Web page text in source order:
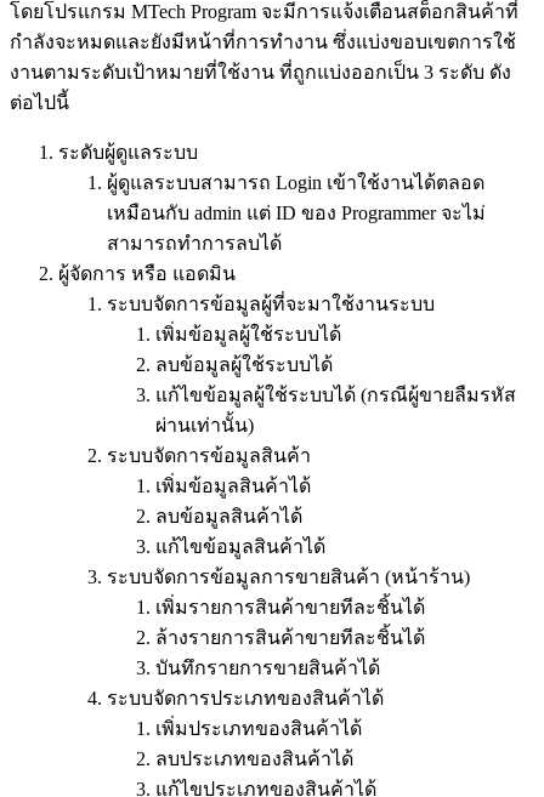
โดยโปรแกรม MTech Program จะมีการแจ้งเตือนสต็อกสินค้าที่
กำลังจะหมดและยังมีหน้าที่การทำงาน ซึ่งแบ่งขอบเขตการใช้
งานตามระดับเป้าหมายที่ใช้งาน ที่ถูกแบ่งออกเป็น 3 ระดับ ดัง
ต่อไปนี้
ระดับผู้ดูแลระบบ
ผู้ดูแลระบบสามารถ Login เข้าใช้งานได้ตลอด
เหมือนกับ admin แต่ ID ของ Programmer จะไม่
สามารถทำการลบได้
ผู้จัดการ หรือ แอดมิน
ระบบจัดการข้อมูลผู้ที่จะมาใช้งานระบบ
เพิ่มข้อมูลผู้ใช้ระบบได้
ลบข้อมูลผู้ใช้ระบบได้
แก้ไขข้อมูลผู้ใช้ระบบได้ (กรณีผู้ขายลืมรหัส
ผ่านเท่านั้น)
ระบบจัดการข้อมูลสินค้า
เพิ่มข้อมูลสินค้าได้
ลบข้อมูลสินค้าได้
แก้ไขข้อมูลสินค้าได้
ระบบจัดการข้อมูลการขายสินค้า (หน้าร้าน)
เพิ่มรายการสินค้าขายทีละชิ้นได้
ล้างรายการสินค้าขายทีละชิ้นได้
บันทึกรายการขายสินค้าได้
ระบบจัดการประเภทของสินค้าได้
เพิ่มประเภทของสินค้าได้
ลบประเภทของสินค้าได้
แก้ไขประเภทของสินค้าได้